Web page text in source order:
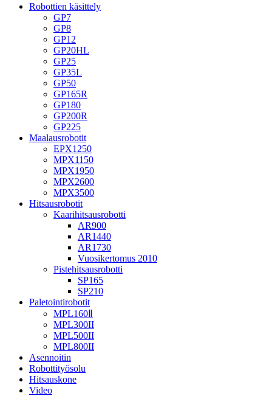
Robottien käsittely
GP7
GP8
GP12
GP20HL
GP25
GP35L
GP50
GP165R
GP180
GP200R
GP225
Maalausrobotit
EPX1250
MPX1150
MPX1950
MPX2600
MPX3500
Hitsausrobotit
Kaarihitsausrobotti
AR900
AR1440
AR1730
Vuosikertomus 2010
Pistehitsausrobotti
SP165
SP210
Paletointirobotit
MPL160Ⅱ
MPL300II
MPL500II
MPL800II
Asennoitin
Robottityösolu
Hitsauskone
Video